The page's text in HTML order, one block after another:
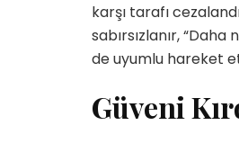
karşı tarafı
sabırsızlanır,
de uyumlu hareket
Güveni